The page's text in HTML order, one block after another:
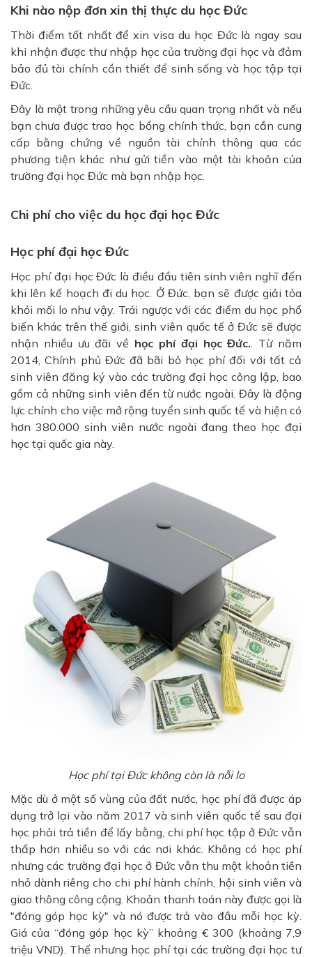
Khi nào nộp đơn xin thị thực du học Đức
Thời điểm tốt nhất để xin visa du học Đức là ngay sau
khi nhận được thư nhập học của trường đại học và đảm
bảo đủ tài chính cần thiết để sinh sống và học tập tại
Đức.
Đây là một trong những yêu cầu quan trọng nhất và nếu
bạn chưa được trao học bổng chính thức, bạn cần cung
cấp bằng chứng về nguồn tài chính thông qua các
phương tiện khác như gửi tiền vào một tài khoản của
trường đại học Đức mà bạn nhập học.
Chi phí cho việc du học đại học Đức
Học phí đại học Đức
Học phí đại học Đức là điều đầu tiên sinh viên nghĩ đến
khi lên kế hoạch đi du học. Ở Đức, bạn sẽ được giải tỏa
khỏi mối lo như vậy. Trái ngược với các điểm du học phổ
biến khác trên thế giới, sinh viên quốc tế ở Đức sẽ được
nhận nhiều ưu đãi về học phí đại học Đức.. Từ năm
2014, Chính phủ Đức đã bãi bỏ học phí đối với tất cả
sinh viên đăng ký vào các trường đại học công lập, bao
gồm cả những sinh viên đến từ nước ngoài. Đây là động
lực chính cho việc mở rộng tuyển sinh quốc tế và hiện có
hơn 380.000 sinh viên nước ngoài đang theo học đại
học tại quốc gia này.
Học phí tại Đức không còn là nỗi lo
Mặc dù ở một số vùng của đất nước, học phí đã được áp
dụng trở lại vào năm 2017 và sinh viên quốc tế sau đại
học phải trả tiền để lấy bằng, chi phí học tập ở Đức vẫn
thấp hơn nhiều so với các nơi khác. Không có học phí
nhưng các trường đại học ở Đức vẫn thu một khoản tiền
nhỏ dành riêng cho chi phí hành chính, hội sinh viên và
giao thông công cộng. Khoản thanh toán này được gọi là
"đóng góp học kỳ" và nó được trả vào đầu mỗi học kỳ.
Giá của “đóng góp học kỳ” khoảng € 300 (khoảng 7,9
triệu VND). Thế nhưng học phí tại các trường đại học tư